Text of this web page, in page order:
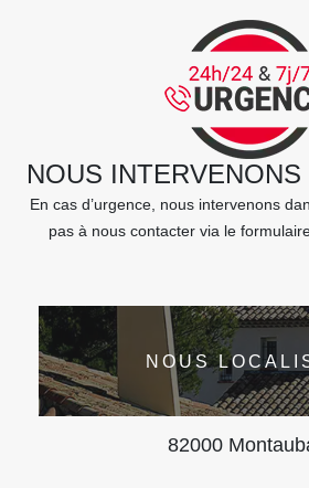
NOUS
En cas d’urgence, nous intervenons
pas à nous contacter via le
NOUS
82000